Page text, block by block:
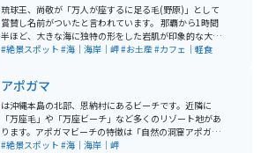
琉球王、尚敬が「万人が座するに足る毛(野原)」として
賞賛し名前がついたと言われています。 那覇から1時間
半ほど、大きな海に独特の形をした岩肌が印象的な大自
然スポットで、夕陽も綺麗です。 1人で景色を眺めるも
り食事処や土産物もあります。万座毛限定の切手自販機
があります。遊歩道観覧料は100円です。
#絶景スポット #海｜海岸｜岬#お土産#カフェ｜軽食
アポガマ
は沖縄本島の北部、恩納村にあるビーチです。近隣に
「万座毛」や「万座ビーチ」など多くのリゾート地があ
ります。アポガマビーチの特徴は「自然の洞窟アポガ
マ」です。沖縄の方言で「ガマ=洞窟」という意味があり
#絶景スポット #海｜海岸｜岬